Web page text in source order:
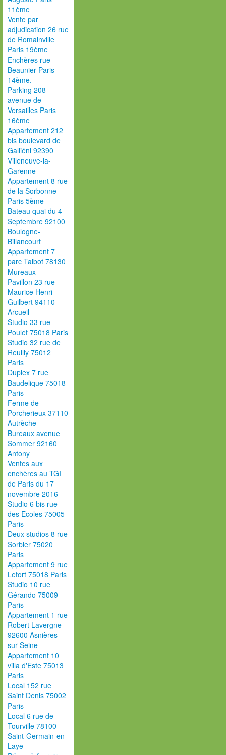
11ème
Vente par
adjudication 26 rue
de Romainville
Paris 19ème
Enchères rue
Beaunier Paris
14ème.
Parking 208
avenue de
Versailles Paris
16ème
Appartement 212
bis boulevard de
Galliéni 92390
Villeneuve-la-
Garenne
Appartement 8 rue
de la Sorbonne
Paris 5ème
Bateau quai du 4
Septembre 92100
Boulogne-
Billancourt
Appartement 7
parc Talbot 78130
Mureaux
Pavillon 23 rue
Maurice Henri
Guilbert 94110
Arcueil
Studio 33 rue
Poulet 75018 Paris
Studio 32 rue de
Reuilly 75012
Paris
Duplex 7 rue
Baudelique 75018
Paris
Ferme de
Porcherieux 37110
Autrèche
Bureaux avenue
Sommer 92160
Antony
Ventes aux
enchères au TGI
de Paris du 17
novembre 2016
Studio 6 bis rue
des Ecoles 75005
Paris
Deux studios 8 rue
Sorbier 75020
Paris
Appartement 9 rue
Letort 75018 Paris
Studio 10 rue
Gérando 75009
Paris
Appartement 1 rue
Robert Lavergne
92600 Asnières
sur Seine
Appartement 10
villa d'Este 75013
Paris
Local 152 rue
Saint Denis 75002
Paris
Local 6 rue de
Tourville 78100
Saint-Germain-en-
Laye